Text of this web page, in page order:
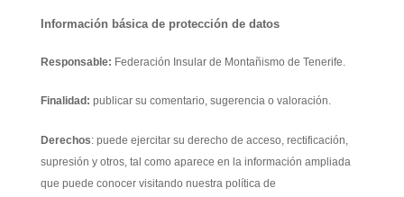
Información básica de protección de datos
Responsable: Federación Insular de Montañismo de Tenerife.
Finalidad: publicar su comentario, sugerencia o valoración.
Derechos: puede ejercitar su derecho de acceso, rectificación,
supresión y otros, tal como aparece en la información ampliada
que puede conocer visitando nuestra política de